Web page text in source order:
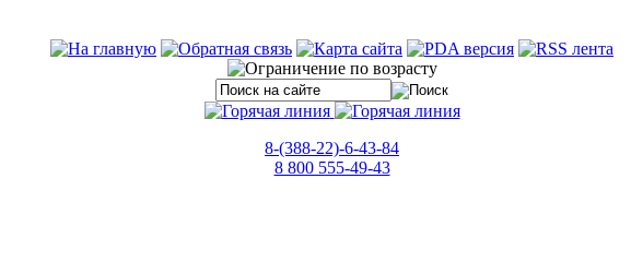
8-(388-22)-6-43-84
8 800 555-49-43